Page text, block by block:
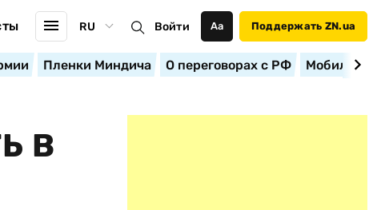
RU Войти Аа Поддержать ZN.ua
Пленки Миндича О переговорах с РФ
В